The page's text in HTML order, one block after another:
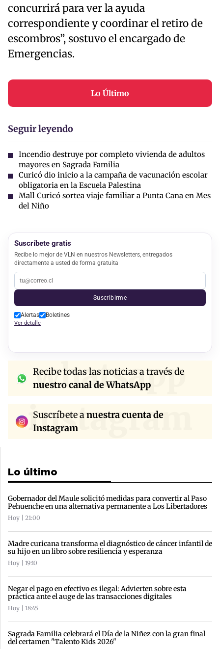
concurrirá para ver la ayuda
correspondiente y coordinar el retiro de
escombros”, sostuvo el encargado de
Emergencias.
Lo Último
Seguir leyendo
Incendio destruye por completo vivienda de adultos
mayores en Sagrada Familia
Curicó dio inicio a la campaña de vacunación escolar
obligatoria en la Escuela Palestina
Mall Curicó sortea viaje familiar a Punta Cana en Mes
del Niño
Suscríbete gratis
Recibe lo mejor de VLN en nuestros Newsletters, entregados
directamente a usted de forma gratuita
Suscribirme
Alertas Boletines
Ver detalle
whatsapp
Recibe todas las noticias a través de
nuestro canal de WhatsApp
instagram
Suscríbete anuestra cuenta de
Instagram
Lo último
Gobernador del Maule solicitó medidas para convertir al Paso
Pehuenche en una alternativa permanente a Los Libertadores
Hoy | 21:00
Madre curicana transforma el diagnóstico de cáncer infantil de
su hijo en un libro sobre resiliencia y esperanza
Hoy | 19:10
Negar el pago en efectivo es ilegal: Advierten sobre esta
práctica ante el auge de las transacciones digitales
Hoy | 18:45
Sagrada Familia celebrará el Día de la Niñez con la gran final
del certamen "Talento Kids 2026"